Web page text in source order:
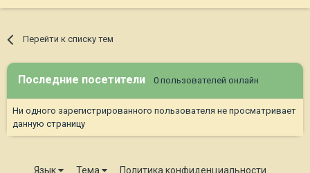
Перейти к списку тем
Последние посетители 0 пользователей онлайн
Ни одного зарегистрированного пользователя не просматривает
данную страницу
Язык Тема Политика конфиденциальности